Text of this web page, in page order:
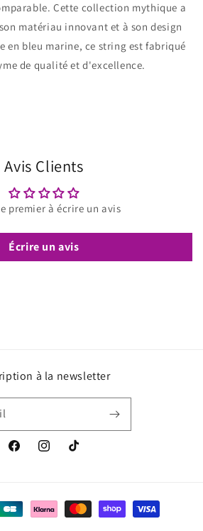
Cette collection mythique a
matériau innovant et à son design
en bleu marine, ce string est fabriqué
de qualité et d'excellence.
Avis Clients
premier à écrire un avis
Écrire un avis
à la newsletter
FacebookInstagramTikTok